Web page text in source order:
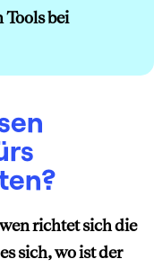
Tools bei
richtet sich die
sich, wo ist der